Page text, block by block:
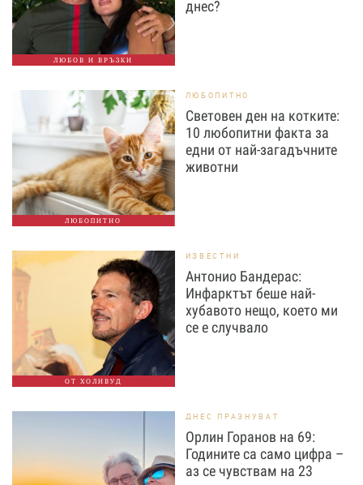
ЛЮБОВ И ВРЪЗКИ
днес?
ЛЮБОПИТНО
ЛЮБОПИТНО
Световен ден на котките:
10 любопитни факта за
едни от най-загадъчните
животни
ОТ ХОЛИВУД
ИЗВЕСТНИ
Антонио Бандерас:
Инфарктът беше най-
хубавото нещо, което ми
се е случвало
ДНЕС ПРАЗНУВАТ
Орлин Горанов на 69:
Годините са само цифра –
аз се чувствам на 23